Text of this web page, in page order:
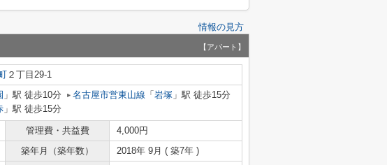
情報の見方
【アパート】
２丁目29-1
」駅 徒歩10分 名古屋市営東山線 「 岩塚 」駅 徒歩15分
」駅 徒歩15分
管理費・共益費
4,000円
築年月（築年数）
2018年 9月 ( 築7年 )